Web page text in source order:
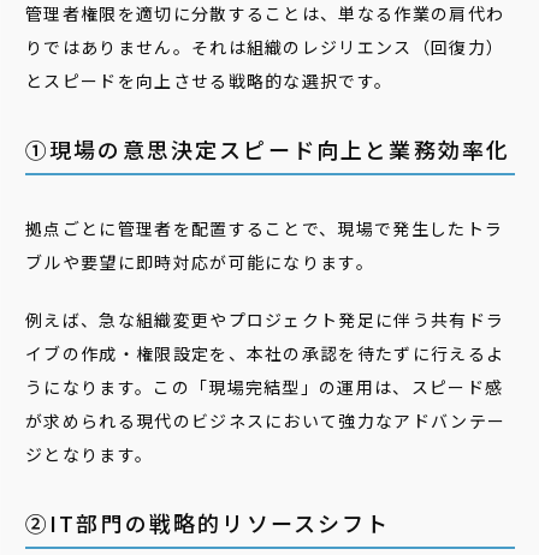
管理者権限を適切に分散することは、単なる作業の肩代わ
りではありません。それは組織のレジリエンス（回復力）
とスピードを向上させる戦略的な選択です。
①現場の意思決定スピード向上と業務効率化
拠点ごとに管理者を配置することで、現場で発生したトラ
ブルや要望に即時対応が可能になります。
例えば、急な組織変更やプロジェクト発足に伴う共有ドラ
イブの作成・権限設定を、本社の承認を待たずに行えるよ
うになります。この「現場完結型」の運用は、スピード感
が求められる現代のビジネスにおいて強力なアドバンテー
ジとなります。
②IT部門の戦略的リソースシフト